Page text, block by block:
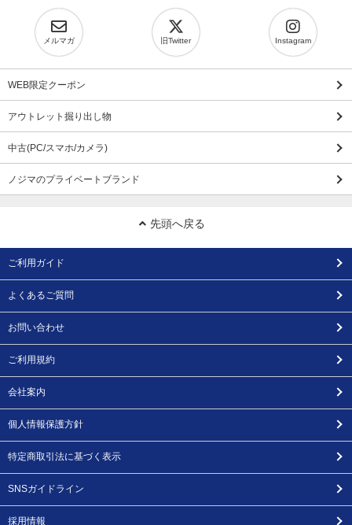
メルマガ 旧Twitter Instagram
WEB限定クーポン
アウトレット掘り出し物
中古(PC/スマホ/カメラ)
ノジマのプライベートブランド
先頭へ戻る
ご利用ガイド
よくあるご質問
お問い合わせ
ご利用規約
会社案内
個人情報保護方針
特定商取引法に基づく表示
SNSガイドライン
採用情報